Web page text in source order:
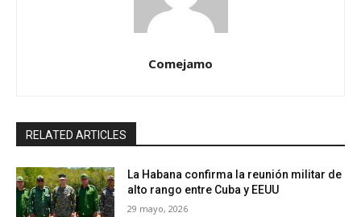
Comejamo
RELATED ARTICLES
La Habana confirma la reunión militar de
alto rango entre Cuba y EEUU
29 mayo, 2026